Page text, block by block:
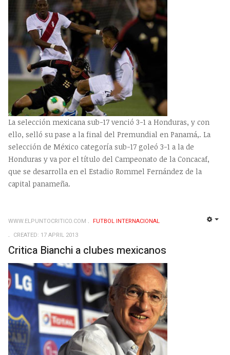
La selección mexicana sub-17 venció 3-1 a Honduras, y con
ello, selló su pase a la final del Premundial en Panamá,. La
selección de México categoría sub-17 goleó 3-1 a la de
Honduras y va por el título del Campeonato de la Concacaf,
que se desarrolla en el Estadio Rommel Fernández de la
capital panameña.
WWW.ELPUNTOCRITICO.COM
FUTBOL INTERNACIONAL
CREATED: 17 APRIL 2013
Critica Bianchi a clubes mexicanos